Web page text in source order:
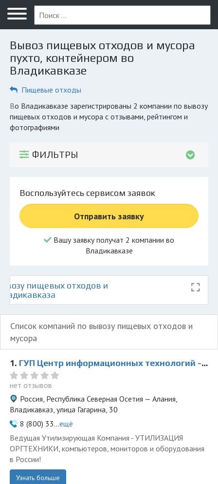
Меню
Главная
Вопрос юристу
Владикавказ
ПОЛЬЗОВАТЕЛЯМ
Компании
Экоблог
Личный кабинет
Вывоз пищевых отходов и мусора
пухто, контейнером во
Владикавказе
Пищевые отходы
во Владикавказе зарегистрированы 2 компании по вывозу
пищевых отходов и мусора с отзывами, рейтингом и
фотографиями
ФИЛЬТРЫ
Воспользуйтесь сервисом заявок
Отправить заявку
Вашу заявку получат 2 компании во
Владикавказе
пищевых отходов и
Список компаний по вывозу пищевых отходов и
мусора
1. ГУП Центр информационных технологий - представитель ООО Ведущая Утилизирующая Компания
нет отзывов
Россия, Республика Северная Осетия — Алания,
Владикавказ, улица Гагарина, 30
8 (800) 33...ещё
Ведущая Утилизирующая Компания - УТИЛИЗАЦИЯ
ОРГТЕХНИКИ, компьютеров, мониторов и оборудования
в России!
Узнать больше